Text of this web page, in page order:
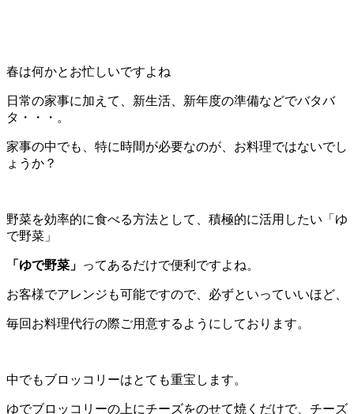
春は何かとお忙しいですよね
日常の家事に加えて、新生活、新年度の準備などでバタバ
タ・・・。
家事の中でも、特に時間が必要なのが、お料理ではないでし
ょうか？
野菜を効率的に食べる方法として、積極的に活用したい「ゆ
で野菜」
「ゆで野菜」 ってあるだけで便利ですよね。
お客様でアレンジも可能ですので、必ずといっていいほど、
毎回お料理代行の際ご用意するようにしております。
中でもブロッコリーはとても重宝します。
ゆでブロッコリーの上にチーズをのせて焼くだけで、チーズ